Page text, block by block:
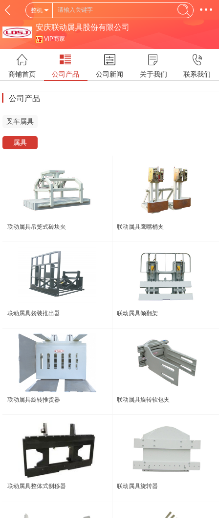
整机
安庆联动属具股份有限公司
VIP商家
商铺首页 公司产品 公司新闻 关于我们 联系我们
公司产品
叉车属具
属具
联动属具吊笼式砖块夹 联动属具鹰嘴桶夹
联动属具袋装推出器 联动属具倾翻架
联动属具旋转推货器 联动属具旋转软包夹
联动属具整体式侧移器 联动属具旋转器